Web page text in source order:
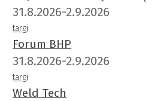
31.8.2026-2.9.2026
targi
Forum BHP
31.8.2026-2.9.2026
targi
Weld Tech